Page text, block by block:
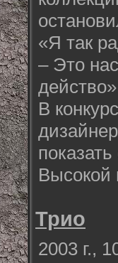
«Я так
– Это
В
Высокой
Трио
2003 г.,